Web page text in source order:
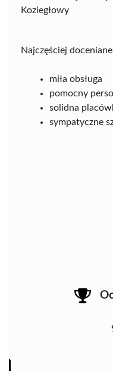
Koziegłowy
Najczęściej
miła obsługa
pomocny
solidna
sympatyczne